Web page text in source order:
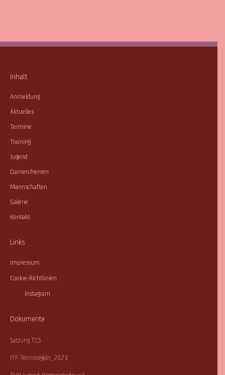
Inhalt
Anmeldung
Aktuelles
Termine
Training
Jugend
Damen/Herren
Mannschaften
Galerie
Kontakt
Links
Impressum
Cookie-Richtlinien
Instagram
Dokumente
Satzung TCS
ITF-Tennisregeln_2023